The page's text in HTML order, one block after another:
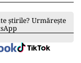
știrile? Urmărește